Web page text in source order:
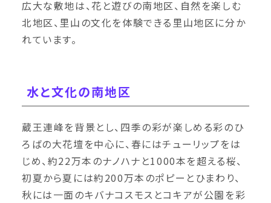
広大な敷地は、花と遊びの南地区、自然を楽しむ
北地区、里山の文化を体験できる里山地区に分か
れています。
水と文化の南地区
蔵王連峰を背景とし、四季の彩が楽しめる彩のひ
ろばの大花壇を中心に、春にはチューリップをは
じめ、約22万本のナノハナと1000本を超える桜、
初夏から夏には約200万本のポピーとひまわり、
秋には一面のキバナコスモスとコキアが公園を彩